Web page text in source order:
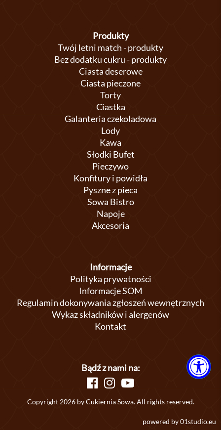
Produkty
Twój letni match - produkty
Bez dodatku cukru - produkty
Ciasta deserowe
Ciasta pieczone
Torty
Ciastka
Galanteria czekoladowa
Lody
Kawa
Słodki Bufet
Pieczywo
Konfitury i powidła
Pyszne z pieca
Sowa Bistro
Napoje
Akcesoria
Informacje
Polityka prywatności
Informacje SOM
Regulamin dokonywania zgłoszeń wewnętrznych
Wykaz składników i alergenów
Kontakt
Bądź z nami na:
Copyright 2026 by Cukiernia Sowa. All rights reserved.
powered by01studio.eu